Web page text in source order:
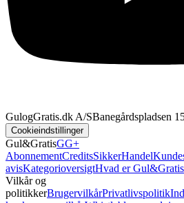
GulogGratis.dk A/SBanegårdspladsen 1
Cookieindstillinger
Gul&GratisGG+
AbonnementCreditsSikkerHandel
avisKategorioversigtHvad er
Vilkår og
politikkerBrugervilkårPrivatlivspolitik